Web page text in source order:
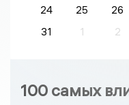
24
25 26
31
1 2
100 самых